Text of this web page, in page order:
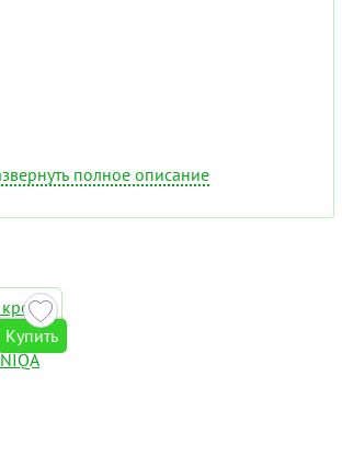
полное описание
Купить